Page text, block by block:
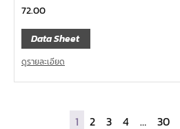
72.00
Data Sheet
ดูรายละเอียด
1 2 3 4 … 30